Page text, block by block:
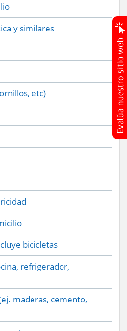
y similares
etc)
bicicletas
refrigerador,
maderas, cemento,